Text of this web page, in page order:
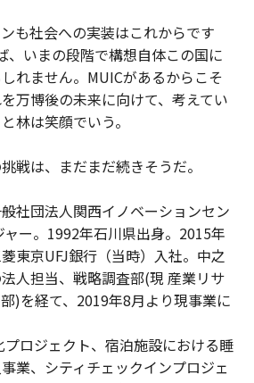
ンも社会への実装はこれからです
、いまの段階で構想自体この国に
れません。MUICがあるからこそ
万博後の未来に向けて、考えてい
林は笑顔でいう。
戦は、まだまだ続きそうだ。
社団法人関西イノベーションセン
ー。1992年石川県出身。2015年
東京UFJ銀行（当時）入社。中之
人担当、戦略調査部(現 産業リサ
)を経て、2019年8月より現事業に
プロジェクト、宿泊施設における睡
業、シティチェックインプロジェ